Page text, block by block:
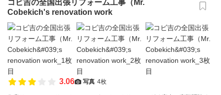
コビ吉の全国出張リフォーム工事（Mr.
Cobekich's renovation work
3.06 写真 4枚